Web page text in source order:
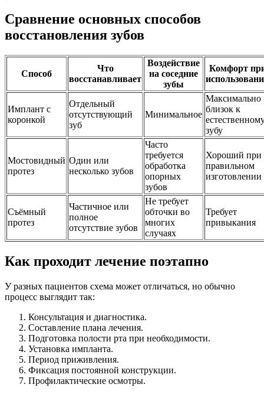
Сравнение основных способов
восстановления зубов
Способ
Что
восстанавливает
Воздействие
на соседние
зубы
Комфорт
Имплант с
коронкой
Отдельный
отсутствующий
зуб
Минимальное
Максимально
близок к
зубу
Мостовидный
протез
Один или
несколько зубов
Часто
требуется
обработка
опорных
зубов
Хороший при
правильном
изготовлении
Съёмный
протез
Частичное или
полное
отсутствие зубов
Не требует
обточки во
многих
случаях
Требует
привыкания
Как проходит лечение поэтапно
У разных пациентов схема может отличаться, но обычно
процесс выглядит так:
Консультация и диагностика.
Составление плана лечения.
Подготовка полости рта при необходимости.
Установка импланта.
Период приживления.
Фиксация постоянной конструкции.
Профилактические осмотры.